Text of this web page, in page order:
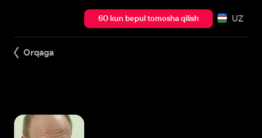
60 kun bepul tomosha qilish UZ
Orqaga